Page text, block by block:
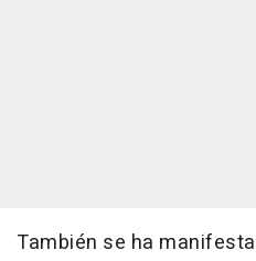
También se ha